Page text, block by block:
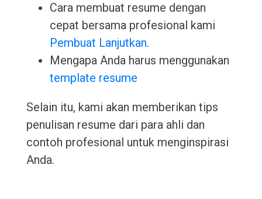
Cara membuat resume dengan
cepat bersama profesional kami
Pembuat Lanjutkan.
Mengapa Anda harus menggunakan
template resume
Selain itu, kami akan memberikan tips
penulisan resume dari para ahli dan
contoh profesional untuk menginspirasi
Anda.